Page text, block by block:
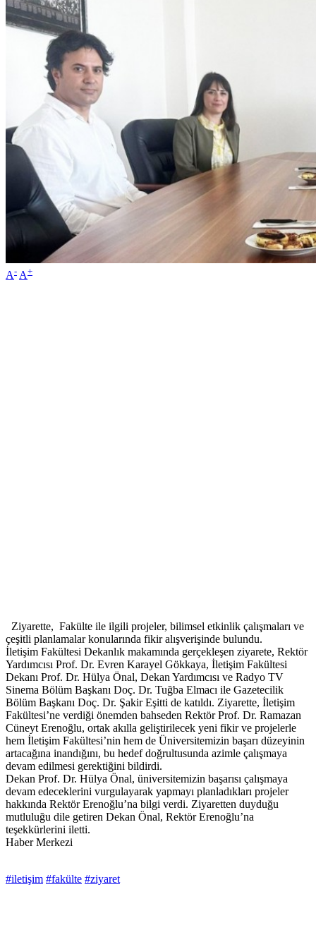
A- A+
Ziyarette, Fakülte ile ilgili projeler, bilimsel etkinlik çalışmaları ve
çeşitli planlamalar konularında fikir alışverişinde bulundu.
İletişim Fakültesi Dekanlık makamında gerçekleşen ziyarete, Rektör
Yardımcısı Prof. Dr. Evren Karayel Gökkaya, İletişim Fakültesi
Dekanı Prof. Dr. Hülya Önal, Dekan Yardımcısı ve Radyo TV
Sinema Bölüm Başkanı Doç. Dr. Tuğba Elmacı ile Gazetecilik
Bölüm Başkanı Doç. Dr. Şakir Eşitti de katıldı. Ziyarette, İletişim
Fakültesi’ne verdiği önemden bahseden Rektör Prof. Dr. Ramazan
Cüneyt Erenoğlu, ortak akılla geliştirilecek yeni fikir ve projelerle
hem İletişim Fakültesi’nin hem de Üniversitemizin başarı düzeyinin
artacağına inandığını, bu hedef doğrultusunda azimle çalışmaya
devam edilmesi gerektiğini bildirdi.
Dekan Prof. Dr. Hülya Önal, üniversitemizin başarısı çalışmaya
devam edeceklerini vurgulayarak yapmayı planladıkları projeler
hakkında Rektör Erenoğlu’na bilgi verdi. Ziyaretten duyduğu
mutluluğu dile getiren Dekan Önal, Rektör Erenoğlu’na
teşekkürlerini iletti.
Haber Merkezi
#iletişim #fakülte #ziyaret